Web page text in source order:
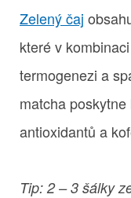
Zelený čaj
které v
termogenezi a
matcha
antioxidantů a
Tip: 2 – 3 šálky